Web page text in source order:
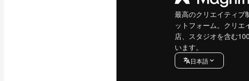
最高のクリエイティブ
ットフォーム。クリエ
店、スタジオを含む
います。
日本語